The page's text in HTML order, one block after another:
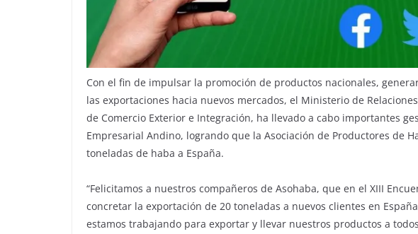
Con el fin de impulsar la promoción de productos nacionales,
las exportaciones hacia nuevos mercados, el Ministerio de
de Comercio Exterior e Integración, ha llevado a cabo importantes
Empresarial Andino, logrando que la Asociación de Productores de
toneladas de haba a España.
“Felicitamos a nuestros compañeros de Asohaba, que en el XIII
concretar la exportación de 20 toneladas a nuevos clientes en
estamos trabajando para exportar y llevar nuestros productos a